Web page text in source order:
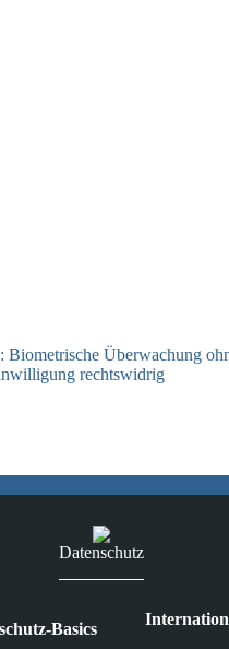
Überwachung
rechtswidrig
Datenschutz
Basics